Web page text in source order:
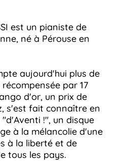
est un pianiste de
né à Pérouse en
aujourd'hui plus de
par 17
d'or, un prix de
s'est fait connaître en
!", un disque
à la mélancolie d'une
à la liberté et de
tous les pays.